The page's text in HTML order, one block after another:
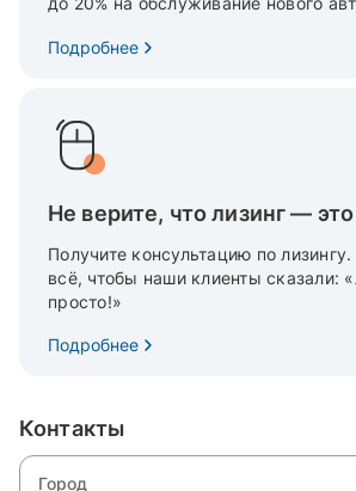
Подробнее
Не верите, что лизинг — это
Получите консультацию по
всё, чтобы наши клиенты сказали:
просто!»
Подробнее
Контакты
Город